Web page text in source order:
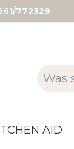
772329
AID